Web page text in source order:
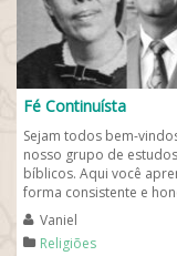
Fé Continuísta
Sejam todos bem-
nosso grupo de estudos
bíblicos. Aqui você
forma consistente e
verdade sobre grandes
descobertas bíblicas
Vaniel
Religiões